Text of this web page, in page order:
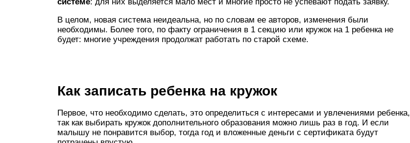
В целом, новая система неидеальна, но по словам ее авторов, изменения были
необходимы. Более того, по факту ограничения в 1 секцию или кружок на 1 ребенка не
будет: многие учреждения продолжат работать по старой схеме.
Как записать ребенка на кружок
Первое, что необходимо сделать, это определиться с интересами и увлечениями ребенка,
так как выбирать кружок дополнительного образования можно лишь раз в год. И если
малышу не понравится выбор, тогда год и вложенные деньги с сертификата будут